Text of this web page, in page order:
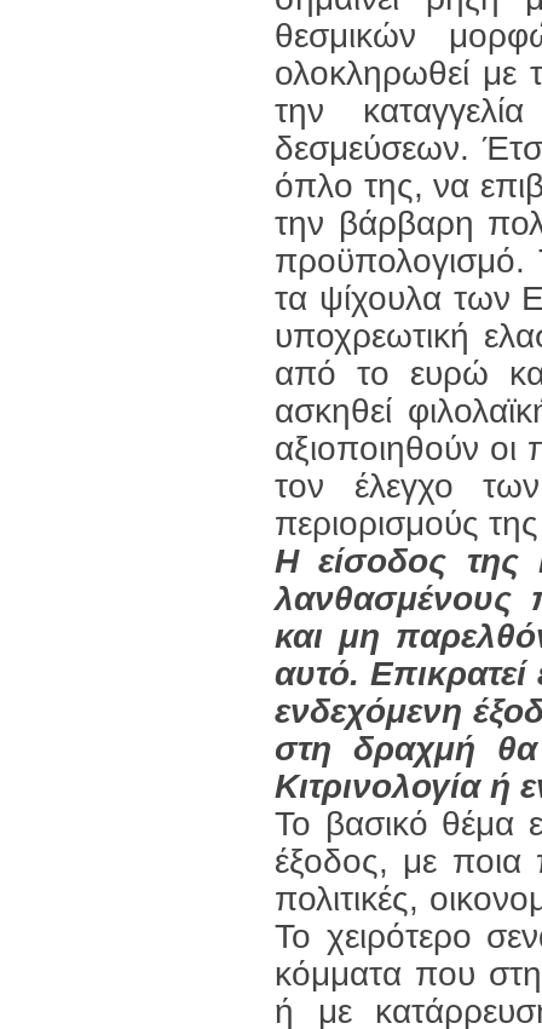
θεσμικών
ολοκληρωθεί
την
δεσμεύσεων.
όπλο της, να
την βάρβαρη
προϋπολογισμό.
τα ψίχουλα των
υποχρεωτική
από το ευρώ
ασκηθεί
αξιοποιηθούν οι
τον έλεγχο
περιορισμούς
Η είσοδος
λανθασμένους
και μη
αυτό. Επικρατεί
ενδεχόμενη
στη δραχμή
Κιτρινολογία ή
Το βασικό θέμα
έξοδος, με ποια
πολιτικές,
Το χειρότερο
κόμματα που
ή με